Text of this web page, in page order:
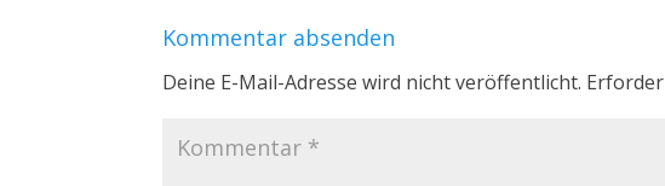
Kommentar absenden
Deine E-Mail-Adresse wird nicht veröffentlicht.